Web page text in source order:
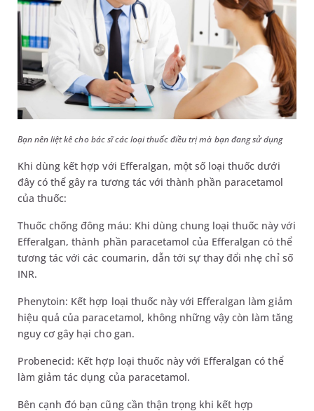
Bạn nên liệt kê cho bác sĩ các loại thuốc điều trị mà bạn đang sử dụng
Khi dùng kết hợp với Efferalgan, một số loại thuốc dưới
đây có thể gây ra tương tác với thành phần paracetamol
của thuốc:
Thuốc chống đông máu: Khi dùng chung loại thuốc này với
Efferalgan, thành phần paracetamol của Efferalgan có thể
tương tác với các coumarin, dẫn tới sự thay đổi nhẹ chỉ số
INR.
Phenytoin: Kết hợp loại thuốc này với Efferalgan làm giảm
hiệu quả của paracetamol, không những vậy còn làm tăng
nguy cơ gây hại cho gan.
Probenecid: Kết hợp loại thuốc này với Efferalgan có thể
làm giảm tác dụng của paracetamol.
Bên cạnh đó bạn cũng cần thận trọng khi kết hợp